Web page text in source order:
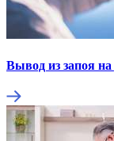
Вывод из запоя